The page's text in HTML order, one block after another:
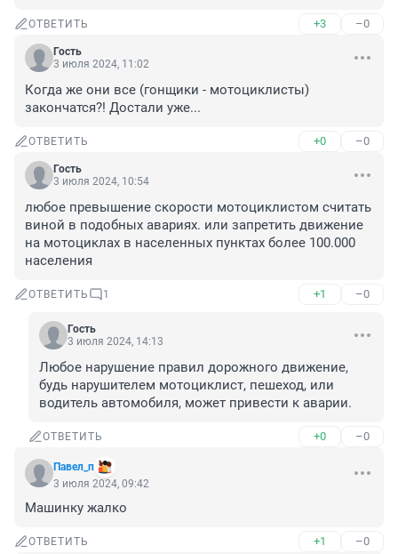
ОТВЕТИТЬ +3 –0
Гость
3 июля 2024, 11:02
Когда же они все (гонщики - мотоциклисты)
закончатся?! Достали уже...
ОТВЕТИТЬ +0 –0
Гость
3 июля 2024, 10:54
любое превышение скорости мотоциклистом считать
виной в подобных авариях. или запретить движение
на мотоциклах в населенных пунктах более 100.000
населения
ОТВЕТИТЬ 1 +1 –0
Гость
3 июля 2024, 14:13
Любое нарушение правил дорожного движение,
будь нарушителем мотоциклист, пешеход, или
водитель автомобиля, может привести к аварии.
ОТВЕТИТЬ +0 –0
Павел_п
3 июля 2024, 09:42
Машинку жалко
ОТВЕТИТЬ +1 –0